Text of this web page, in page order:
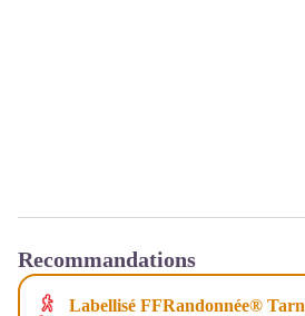
Recommandations
Labellisé FFRandonnée® Tarn